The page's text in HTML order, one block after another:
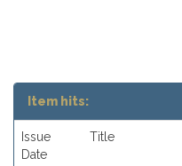
Item hits:
Issue
Date
Title